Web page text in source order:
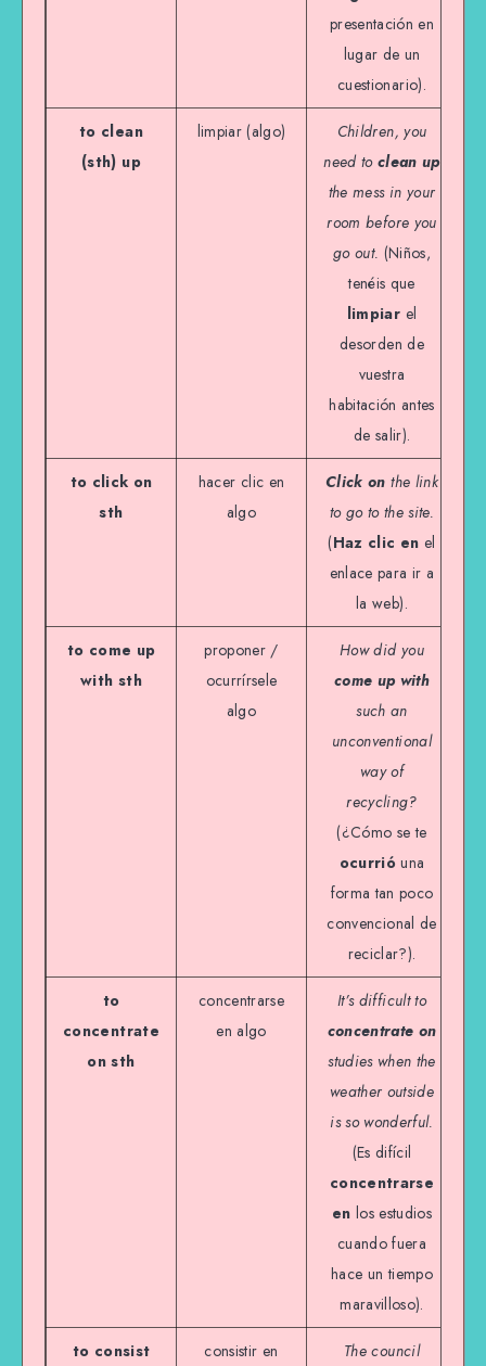
presentación en
lugar de un
cuestionario).
to clean
(sth) up
limpiar (algo)
Children, you
need to clean up
the mess in your
room before you
go out. (Niños,
tenéis que
limpiar el
desorden de
vuestra
habitación antes
de salir).
to click on
sth
hacer clic en
algo
Click on the link
to go to the site.
(Haz clic en el
enlace para ir a
la web).
to come up
with sth
proponer /
ocurrírsele
algo
How did you
come up with
such an
unconventional
way of
recycling?
(¿Cómo se te
ocurrió una
forma tan poco
convencional de
reciclar?).
to
concentrate
on sth
concentrarse
en algo
It’s difficult to
concentrate on
studies when the
weather outside
is so wonderful.
(Es difícil
concentrarse
en los estudios
cuando fuera
hace un tiempo
maravilloso).
to consist
consistir en
The council